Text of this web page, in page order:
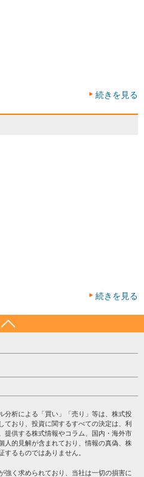
続きを見る
続きを見る
分析による「買い」「売り」等は、株式投
ており、投資に関するすべての決定は、利
提供する株式情報やコラム、国内・海外市
人的見解が含まれており、情報の真偽、株
るものではありません。
強く求められており、当社は一切の損害に